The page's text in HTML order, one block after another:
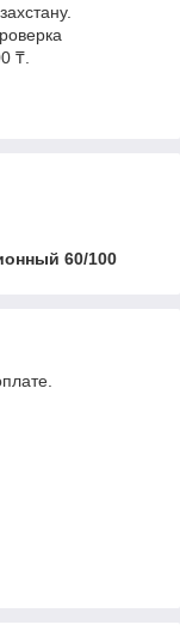
₸.
60/100